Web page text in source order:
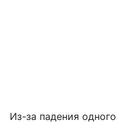
Из-за падения